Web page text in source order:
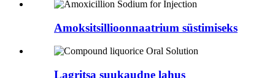
Amoksitsillioonnaatrium süstimiseks
Lagritsa suukaudne lahus